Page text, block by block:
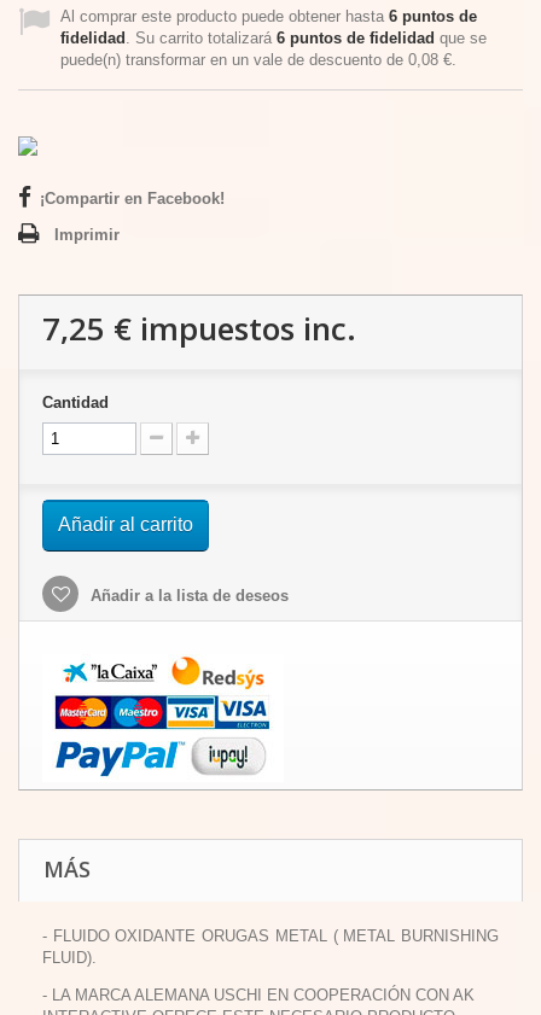
Al comprar este producto puede obtener hasta 6 puntos de
fidelidad . Su carrito totalizará 6 puntos de fidelidad que se
puede(n) transformar en un vale de descuento de 0,08 €.
¡Compartir en Facebook!
Imprimir
7,25 € impuestos inc.
Cantidad
Añadir al carrito
Añadir a la lista de deseos
MÁS
- FLUIDO OXIDANTE ORUGAS METAL ( METAL BURNISHING
FLUID).
- LA MARCA ALEMANA USCHI EN COOPERACIÓN CON AK